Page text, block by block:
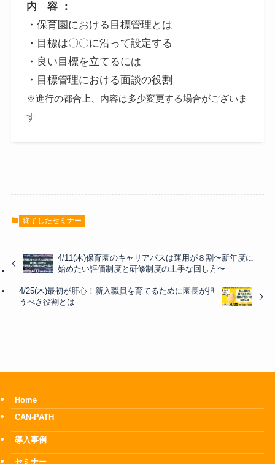
内 容 ：
・保育園における目標管理とは
・目標は〇〇に沿って設定する
・良い目標を立てるには
・目標管理における面談の役割
※進行の都合上、内容は多少変更する場合がございま
す
終了したセミナー
4/11(木)保育園のキャリアパスは運用が８割〜新年度に
始めたい評価制度と研修制度の上手な回し方〜
4/25(木)最初が肝心！新入職員を育てるために園長が担
うべき役割とは
Home
CAN-PATH
導入事例
セミナー